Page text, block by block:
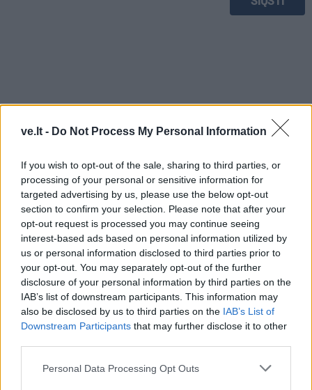
ve.lt - Do Not Process My Personal Information
If you wish to opt-out of the sale, sharing to third parties, or
processing of your personal or sensitive information for
targeted advertising by us, please use the below opt-out
section to confirm your selection. Please note that after your
opt-out request is processed you may continue seeing
interest-based ads based on personal information utilized by
us or personal information disclosed to third parties prior to
your opt-out. You may separately opt-out of the further
disclosure of your personal information by third parties on the
IAB’s list of downstream participants. This information may
also be disclosed by us to third parties on the IAB’s List of
Downstream Participants that may further disclose it to other
Personal Data Processing Opt Outs
TAIP PAT SKAITYKITE